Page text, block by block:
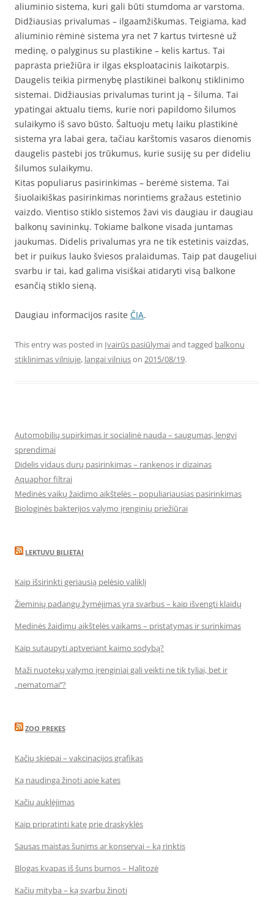
aliuminio sistema, kuri gali būti stumdoma ar varstoma.
Didžiausias privalumas – ilgaamžiškumas. Teigiama, kad
aliuminio rėminė sistema yra net 7 kartus tvirtesnė už
medinę, o palyginus su plastikine – kelis kartus. Tai
paprasta priežiūra ir ilgas eksploatacinis laikotarpis.
Daugelis teikia pirmenybę plastikinei balkonų stiklinimo
sistemai. Didžiausias privalumas turint ją – šiluma. Tai
ypatingai aktualu tiems, kurie nori papildomo šilumos
sulaikymo iš savo būsto. Šaltuoju metų laiku plastikinė
sistema yra labai gera, tačiau karštomis vasaros dienomis
daugelis pastebi jos trūkumus, kurie susiję su per dideliu
šilumos sulaikymu.
Kitas populiarus pasirinkimas – berėmė sistema. Tai
šiuolaikiškas pasirinkimas norintiems gražaus estetinio
vaizdo. Vientiso stiklo sistemos žavi vis daugiau ir daugiau
balkonų savininkų. Tokiame balkone visada juntamas
jaukumas. Didelis privalumas yra ne tik estetinis vaizdas,
bet ir puikus lauko šviesos pralaidumas. Taip pat daugeliui
svarbu ir tai, kad galima visiškai atidaryti visą balkone
esančią stiklo sieną.
Daugiau informacijos rasite ČIA.
This entry was posted in Įvairūs pasiūlymaiand tagged balkonu
stiklinimas vilniuje, langai vilniuson 2015/08/19.
Automobilių supirkimas ir socialinė nauda – saugumas, lengvi
sprendimai
Didelis vidaus durų pasirinkimas – rankenos ir dizainas
Aquaphor filtrai
Medinės vaikų žaidimo aikštelės – populiariausias pasirinkimas
Biologinės bakterijos valymo įrenginių priežiūrai
LEKTUVU BILIETAI
Kaip išsirinkti geriausią pelėsio valiklį
Žieminių padangų žymėjimas yra svarbus – kaip išvengti klaidų
Medinės žaidimų aikštelės vaikams – pristatymas ir surinkimas
Kaip sutaupyti aptveriant kaimo sodybą?
Maži nuotekų valymo įrenginiai gali veikti ne tik tyliai, bet ir
„nematomai‘‘?
ZOO PREKES
Kačių skiepai – vakcinacijos grafikas
Ką naudinga žinoti apie kates
Kačių auklėjimas
Kaip pripratinti katę prie draskyklės
Sausas maistas šunims ar konservai – ką rinktis
Blogas kvapas iš šuns burnos – Halitozė
Kačių mityba – ką svarbu žinoti